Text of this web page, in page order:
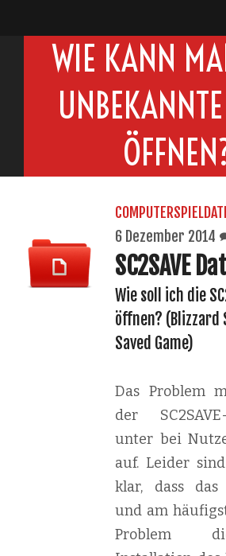
WIE KANN
6 Dezember 2014
SC2SAVE
Wie soll ich die
öffnen?
Saved Game)
Das Problem
der
unter bei
auf. Leider
klar, dass das
und am
Problem